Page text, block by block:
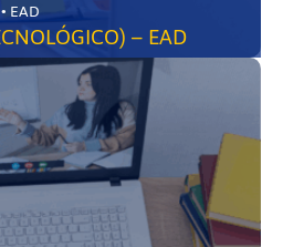
Bambuí-MG • Tecnológico • EAD
– EAD